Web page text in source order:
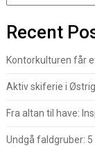
Recent
Kontorkulturen får
Aktiv skiferie i
Fra altan til have:
Undgå faldgruber: